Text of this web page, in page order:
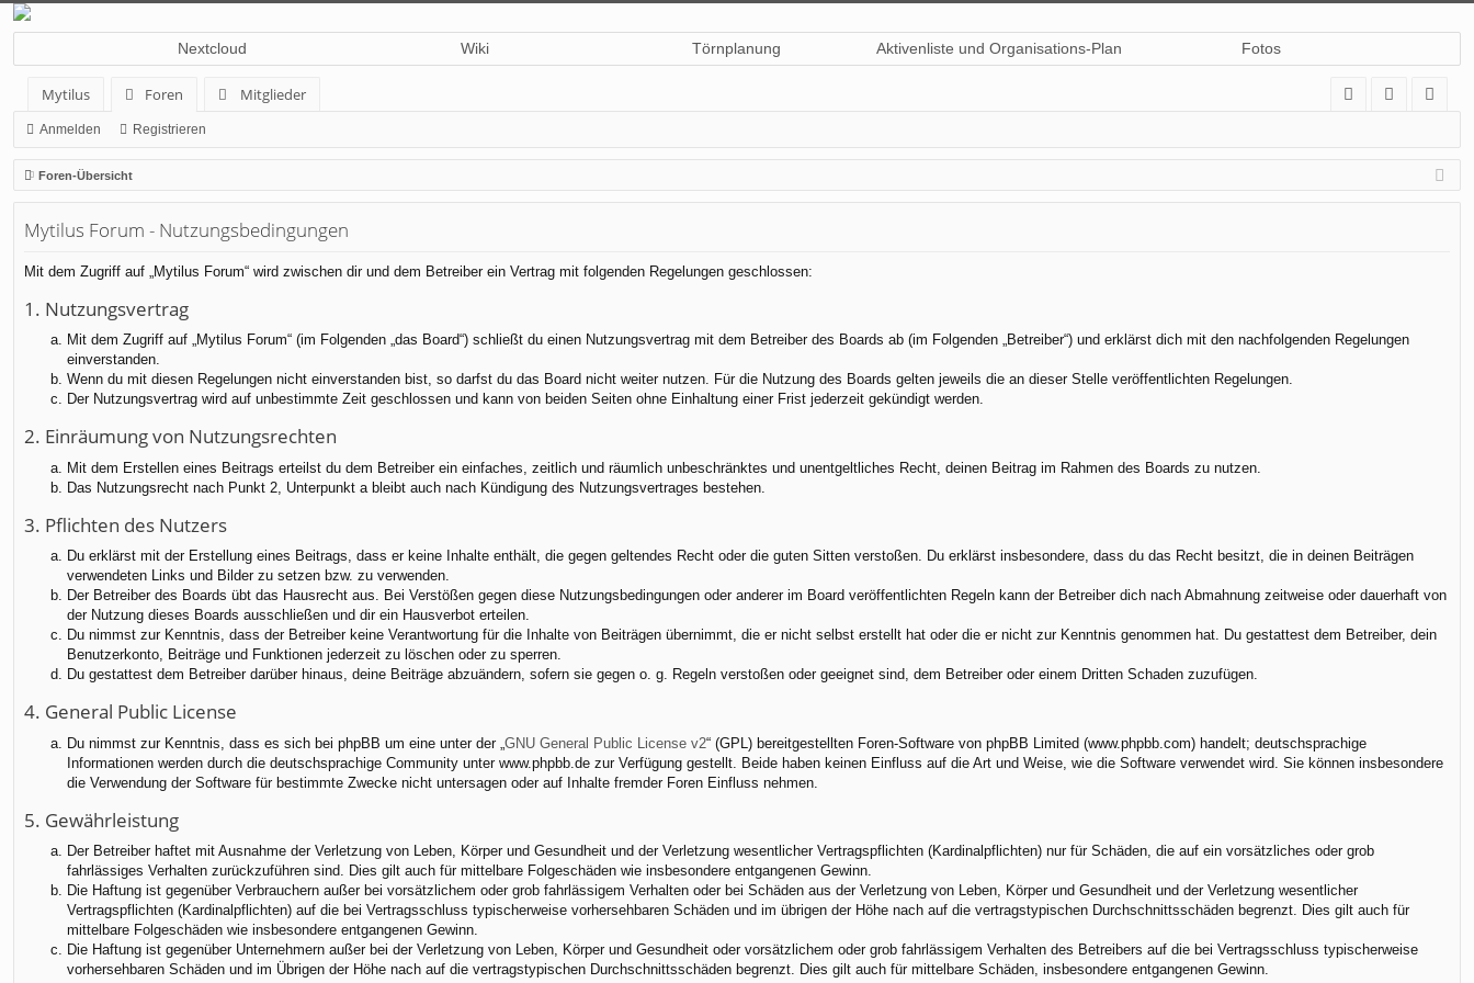
Nextcloud Wiki Törnplanung Aktivenliste und Organisations-Plan Fotos
Mytilus Foren
Mitglieder
Q
m
el
ist
rie
Anmelden Registrieren
Foren-Übersicht
Mytilus Forum - Nutzungsbedingungen
Mit dem Zugriff auf „Mytilus Forum“ wird zwischen dir und dem Betreiber ein Vertrag mit folgenden Regelungen geschlossen:
1. Nutzungsvertrag
Mit dem Zugriff auf „Mytilus Forum“ (im Folgenden „das Board“) schließt du einen Nutzungsvertrag mit dem Betreiber des Boards ab (im Folgenden „Betreiber“) und erklärst dich mit den nachfolgenden Regelungen
einverstanden.
Wenn du mit diesen Regelungen nicht einverstanden bist, so darfst du das Board nicht weiter nutzen. Für die Nutzung des Boards gelten jeweils die an dieser Stelle veröffentlichten Regelungen.
Der Nutzungsvertrag wird auf unbestimmte Zeit geschlossen und kann von beiden Seiten ohne Einhaltung einer Frist jederzeit gekündigt werden.
2. Einräumung von Nutzungsrechten
Mit dem Erstellen eines Beitrags erteilst du dem Betreiber ein einfaches, zeitlich und räumlich unbeschränktes und unentgeltliches Recht, deinen Beitrag im Rahmen des Boards zu nutzen.
Das Nutzungsrecht nach Punkt 2, Unterpunkt a bleibt auch nach Kündigung des Nutzungsvertrages bestehen.
3. Pflichten des Nutzers
Du erklärst mit der Erstellung eines Beitrags, dass er keine Inhalte enthält, die gegen geltendes Recht oder die guten Sitten verstoßen. Du erklärst insbesondere, dass du das Recht besitzt, die in deinen Beiträgen
verwendeten Links und Bilder zu setzen bzw. zu verwenden.
Der Betreiber des Boards übt das Hausrecht aus. Bei Verstößen gegen diese Nutzungsbedingungen oder anderer im Board veröffentlichten Regeln kann der Betreiber dich nach Abmahnung zeitweise oder dauerhaft von
der Nutzung dieses Boards ausschließen und dir ein Hausverbot erteilen.
Du nimmst zur Kenntnis, dass der Betreiber keine Verantwortung für die Inhalte von Beiträgen übernimmt, die er nicht selbst erstellt hat oder die er nicht zur Kenntnis genommen hat. Du gestattest dem Betreiber, dein
Benutzerkonto, Beiträge und Funktionen jederzeit zu löschen oder zu sperren.
Du gestattest dem Betreiber darüber hinaus, deine Beiträge abzuändern, sofern sie gegen o. g. Regeln verstoßen oder geeignet sind, dem Betreiber oder einem Dritten Schaden zuzufügen.
4. General Public License
Du nimmst zur Kenntnis, dass es sich bei phpBB um eine unter der „ GNU General Public License v2“ (GPL) bereitgestellten Foren-Software von phpBB Limited (www.phpbb.com) handelt; deutschsprachige
Informationen werden durch die deutschsprachige Community unter www.phpbb.de zur Verfügung gestellt. Beide haben keinen Einfluss auf die Art und Weise, wie die Software verwendet wird. Sie können insbesondere
die Verwendung der Software für bestimmte Zwecke nicht untersagen oder auf Inhalte fremder Foren Einfluss nehmen.
5. Gewährleistung
Der Betreiber haftet mit Ausnahme der Verletzung von Leben, Körper und Gesundheit und der Verletzung wesentlicher Vertragspflichten (Kardinalpflichten) nur für Schäden, die auf ein vorsätzliches oder grob
fahrlässiges Verhalten zurückzuführen sind. Dies gilt auch für mittelbare Folgeschäden wie insbesondere entgangenen Gewinn.
Die Haftung ist gegenüber Verbrauchern außer bei vorsätzlichem oder grob fahrlässigem Verhalten oder bei Schäden aus der Verletzung von Leben, Körper und Gesundheit und der Verletzung wesentlicher
Vertragspflichten (Kardinalpflichten) auf die bei Vertragsschluss typischerweise vorhersehbaren Schäden und im übrigen der Höhe nach auf die vertragstypischen Durchschnittsschäden begrenzt. Dies gilt auch für
mittelbare Folgeschäden wie insbesondere entgangenen Gewinn.
Die Haftung ist gegenüber Unternehmern außer bei der Verletzung von Leben, Körper und Gesundheit oder vorsätzlichem oder grob fahrlässigem Verhalten des Betreibers auf die bei Vertragsschluss typischerweise
vorhersehbaren Schäden und im Übrigen der Höhe nach auf die vertragstypischen Durchschnittsschäden begrenzt. Dies gilt auch für mittelbare Schäden, insbesondere entgangenen Gewinn.